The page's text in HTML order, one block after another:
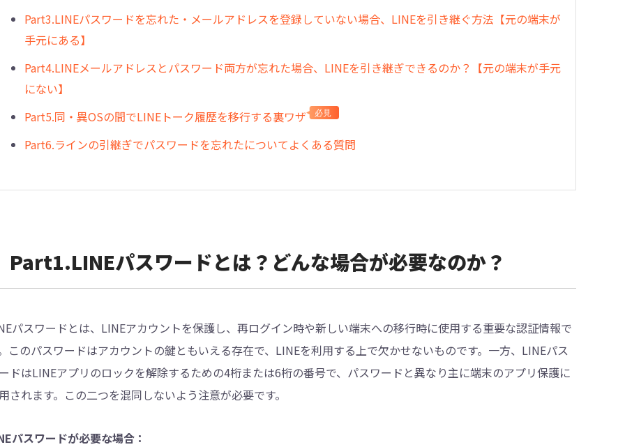
︎Part3.LINEパスワードを忘れた・メールアドレスを登録していない場合、LINEを引き継ぐ方法【元の端末が
手元にある】
︎Part4.LINEメールアドレスとパスワード両方が忘れた場合、LINEを引き継ぎできるのか？【元の端末が手元
にない】
︎Part5.同・異OSの間でLINEトーク履歴を移行する裏ワザ
必見
︎Part6.ラインの引継ぎでパスワードを忘れたについてよくある質問
︎︎Part1.LINEパスワードとは？どんな場合が必要なのか？
パスワードとは、LINEアカウントを保護し、再ログイン時や新しい端末への移行時に使用する重要な認証情報で
このパスワードはアカウントの鍵ともいえる存在で、LINEを利用する上で欠かせないものです。一方、LINEパス
ドはLINEアプリのロックを解除するための4桁または6桁の番号で、パスワードと異なり主に端末のアプリ保護に
されます。この二つを混同しないよう注意が必要です。
パスワードが必要な場合：